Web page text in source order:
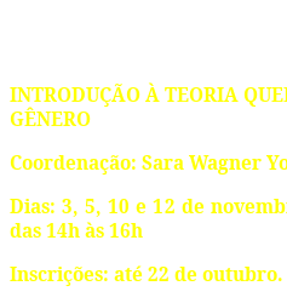
INTRODUÇÃO À TEORIA
GÊNERO
Coordenação: Sara Wagner
Dias: 3, 5, 10 e 12 de
das 14h às 16h
Inscrições: até 22 de outubro.